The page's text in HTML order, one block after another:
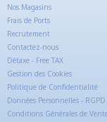
Nos Magasins
Frais de Ports
Recrutement
Contactez-nous
Détaxe - Free TAX
Gestion des Cookies
Politique de Confidentialité
Données Personnelles - RGPD
Conditions Générales de